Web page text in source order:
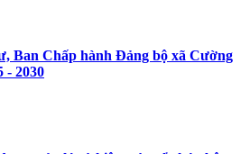
Ban Chấp hành Đảng bộ xã Cường
- 2030